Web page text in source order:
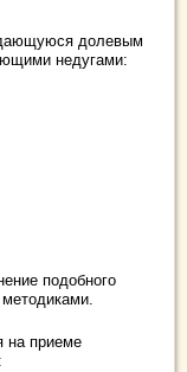
долевым
недугами:
подобного
на приеме